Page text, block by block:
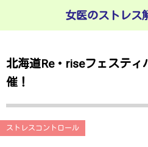
女医のストレス
北海道Re・riseフェステ
催！
ストレスコントロール